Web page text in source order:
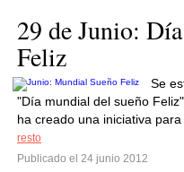
29 de Junio:
Feliz
Se
"Día mundial del sueño
ha creado una iniciativa
resto
Publicado el 24 junio 2012